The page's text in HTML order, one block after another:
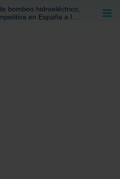
bombeo hidroeléctrico,
en España a la